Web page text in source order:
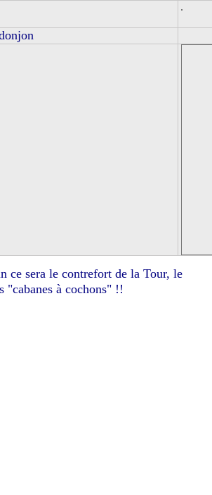
ce sera le contrefort de la Tour, le
"cabanes à cochons" !!